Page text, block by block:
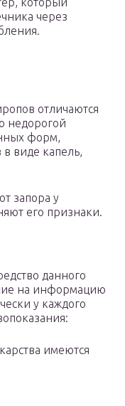
через
отличаются
недорогой
форм,
в виде капель,
запора у
его признаки.
данного
на информацию
у каждого
имеются